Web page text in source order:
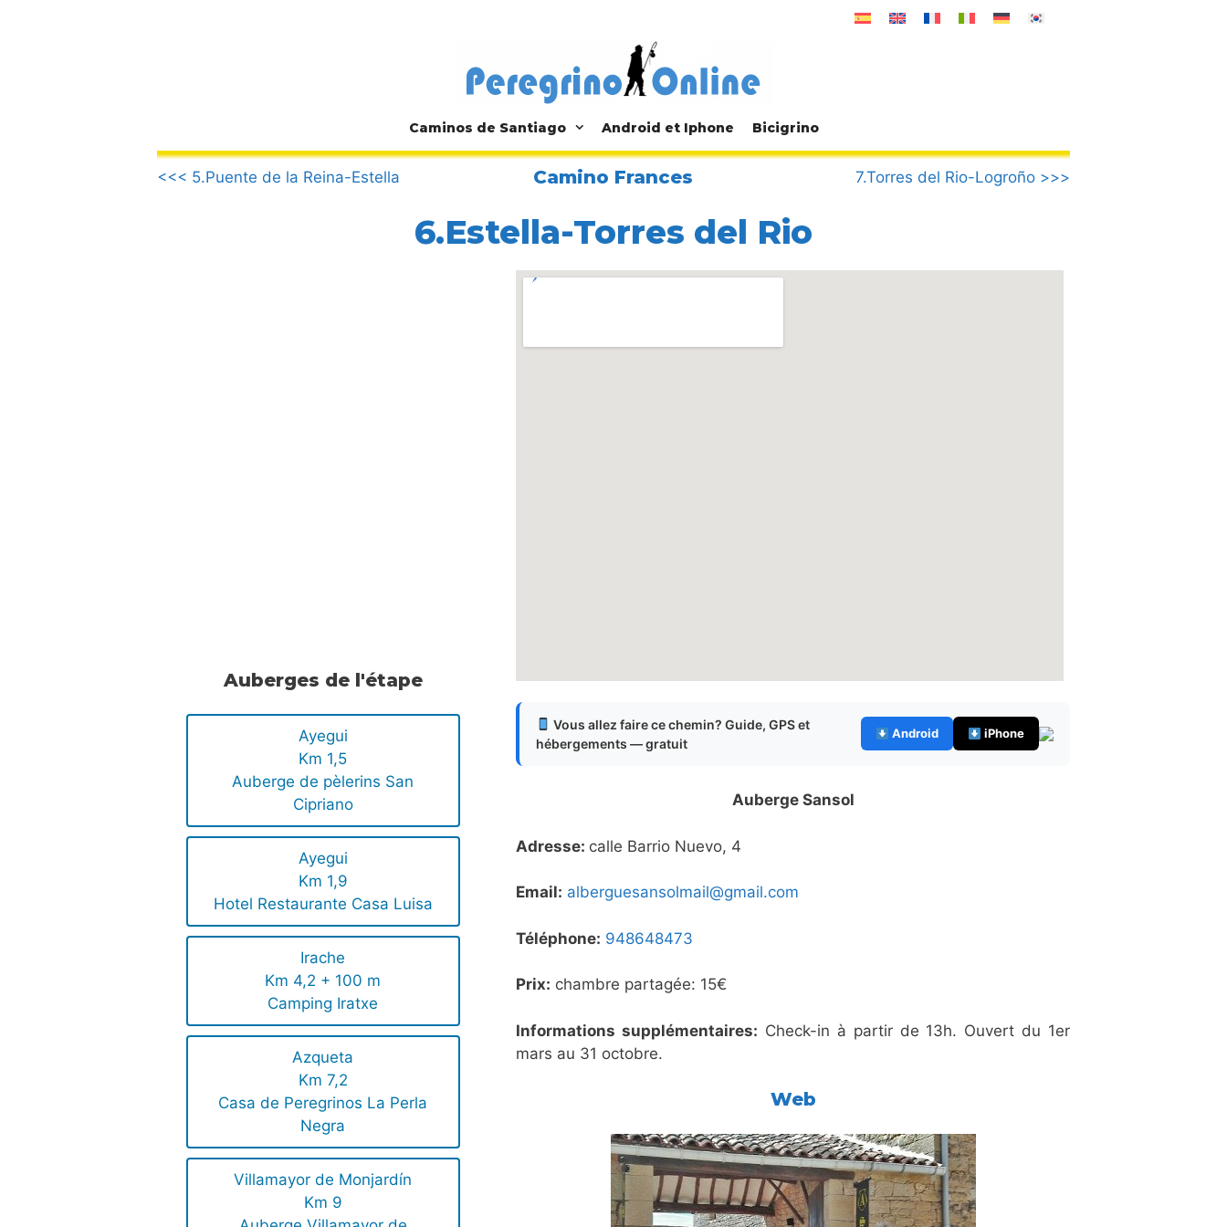
Caminos de Santiago Android et Iphone Bicigrino
.
<<< 5.Puente de la Reina-Estella
Camino Frances 7.Torres del Rio-Logroño >>>
6.Estella-Torres del Rio
Auberges de l'étape
Ayegui
Km 1,5
Auberge de pèlerins San
Cipriano
Ayegui
Km 1,9
Hotel Restaurante Casa Luisa
Irache
Km 4,2 + 100 m
Camping Iratxe
Azqueta
Km 7,2
Casa de Peregrinos La Perla
Negra
Villamayor de Monjardín
Km 9
Vous allez faire ce chemin? Guide, GPS et
hébergements — gratuit
Android iPhone
Auberge Sansol
Adresse: calle Barrio Nuevo, 4
Email: alberguesansolmail@gmail.com
Téléphone: 948648473
Prix: chambre partagée: 15€
Informations supplémentaires: Check-in à partir de 13h. Ouvert du 1er
mars au 31 octobre.
Web